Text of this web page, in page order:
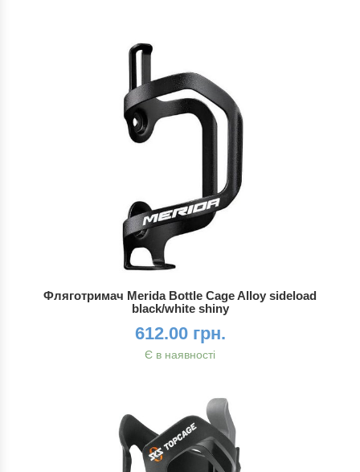
Фляготримач Merida Bottle Cage Alloy sideload
black/white shiny
612.00 грн.
Є в наявності